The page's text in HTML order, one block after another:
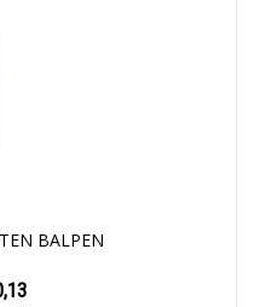
BALPEN